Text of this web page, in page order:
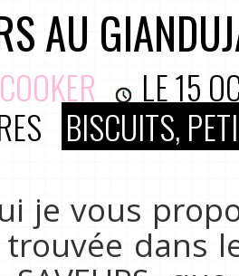
AU
LE15
BISCUITS,
je vous
dans